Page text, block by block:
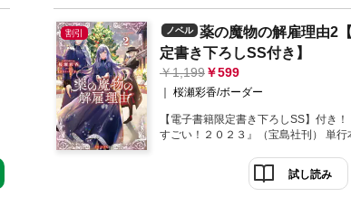
待望のコミカライズ第３巻！描き下ろ
と人外者の領域が混ざり合うパーシュ
んだ歌乞いのネアは、帰還時に白髪の
持ち帰ってしまう。しかもその魔物は
知り合いらしい。高位の人外者ほど美
く持つと言われるが、彼の正体とは
少女と魔物が、宝物のような祝福を手
ァンタジー第３巻！
割引 ノベル
薬の魔物の解雇理由2
定書き下ろしSS付き】
1,199 599
桜瀬彩香/ボーダー
【電子書籍限定書き下ろしSS】付き
すごい！２０２３』（宝島社刊） 単
編５本＆「薬の魔物特別図鑑」巻末収
試し読み